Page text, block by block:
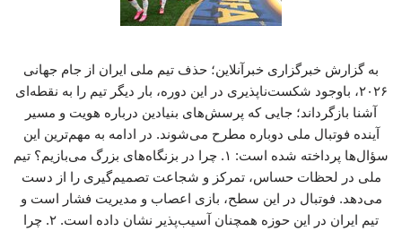
به گزارش خبرگزاری خبرآنلاین؛ حذف تیم ملی ایران از جام جهانی
۲۰۲۶، باوجود شکست‌ناپذیری در این دوره، بار دیگر تیم را به نقطه‌ای
آشنا بازگرداند؛ جایی که پرسش‌های بنیادین درباره هویت و مسیر
آینده فوتبال ملی دوباره مطرح می‌شوند. در ادامه به مهم‌ترین این
سؤال‌ها پرداخته شده است: ۱. چرا در بزنگاه‌های بزرگ می‌بازیم؟ تیم
ملی در لحظات حساس، تمرکز و شجاعت تصمیم‌گیری را از دست
می‌دهد. فوتبال در این سطح، بازی اعصاب و مدیریت فشار است و
تیم ایران در این حوزه همچنان آسیب‌پذیر نشان داده است. ۲. چرا